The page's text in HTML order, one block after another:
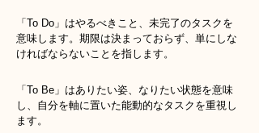
「To Do」はやるべきこと、未完了のタスクを
意味します。期限は決まっておらず、単にしな
ければならないことを指します。
「To Be」はありたい姿、なりたい状態を意味
し、自分を軸に置いた能動的なタスクを重視し
ます。